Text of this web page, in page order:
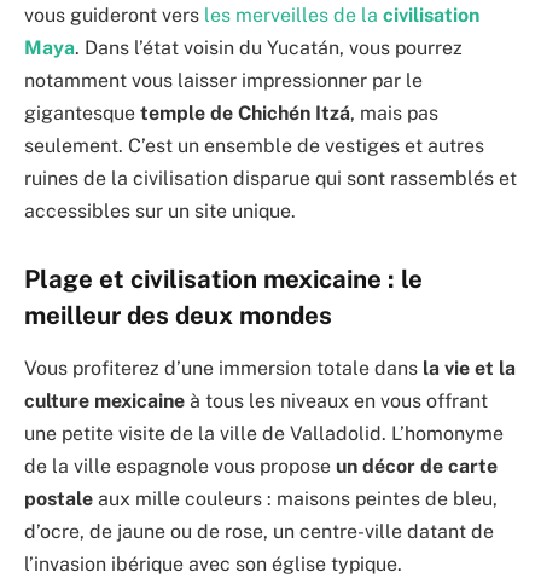
vous guideront vers les merveilles de la civilisation
Maya. Dans l’état voisin du Yucatán, vous pourrez
notamment vous laisser impressionner par le
gigantesque temple de Chichén Itzá, mais pas
seulement. C’est un ensemble de vestiges et autres
ruines de la civilisation disparue qui sont rassemblés et
accessibles sur un site unique.
Plage et civilisation mexicaine : le
meilleur des deux mondes
Vous profiterez d’une immersion totale dans la vie et la
culture mexicaine à tous les niveaux en vous offrant
une petite visite de la ville de Valladolid. L’homonyme
de la ville espagnole vous propose un décor de carte
postale aux mille couleurs : maisons peintes de bleu,
d’ocre, de jaune ou de rose, un centre-ville datant de
l’invasion ibérique avec son église typique.